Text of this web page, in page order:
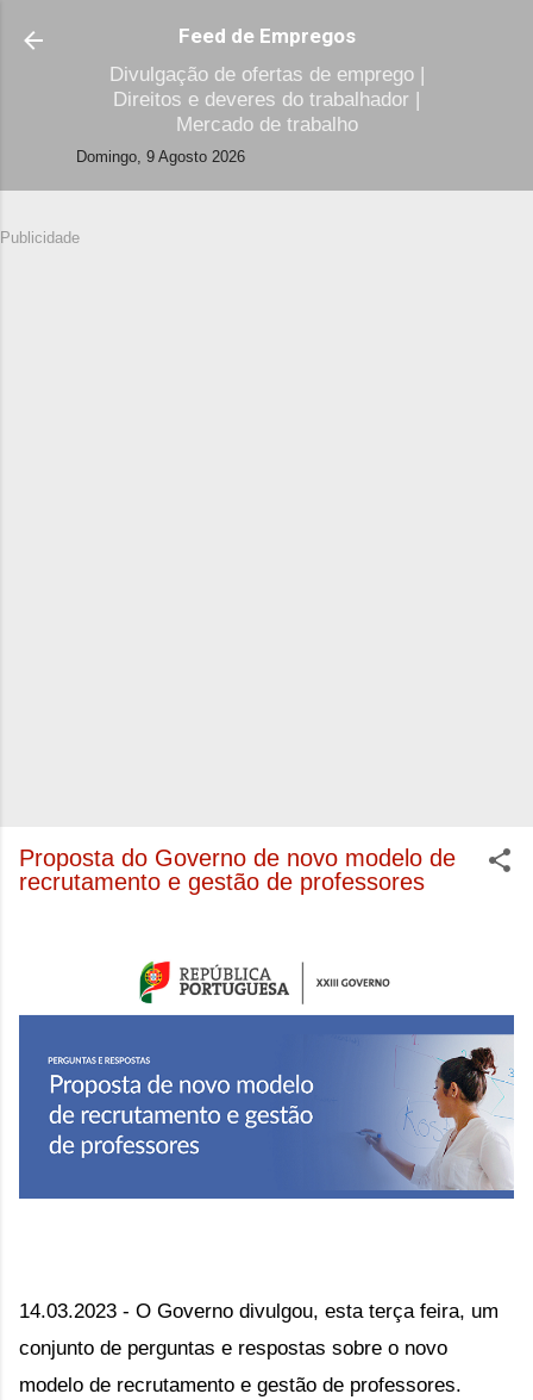
Avançar para o conteúdo principal
Feed de Empregos
Divulgação de ofertas de emprego |
Direitos e deveres do trabalhador |
Mercado de trabalho
Domingo, 9 Agosto 2026
Publicidade
Proposta do Governo de novo modelo de
recrutamento e gestão de professores
14.03.2023 - O Governo divulgou, esta terça feira, um
conjunto de perguntas e respostas sobre o novo
modelo de recrutamento e gestão de professores.